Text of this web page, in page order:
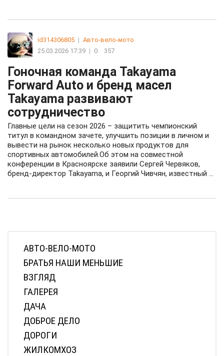
id314306805 | Авто-вело-мото
25.03.2026 17:39 | 0 357
Гоночная команда Takayama
Forward Auto и бренд масел
Takayama развивают
сотрудничество
Главные цели на сезон 2026 – защитить чемпионский
титул в командном зачете, улучшить позиции в личном и
вывести на рынок несколько новых продуктов для
спортивных автомобилей.Об этом на совместной
конференции в Красноярске заявили Сергей Червяков,
бренд-директор Takayama, и Георгий Чивчян, известный ...
АВТО-ВЕЛО-МОТО
БРАТЬЯ НАШИ МЕНЬШИЕ
ВЗГЛЯД
ГАЛЕРЕЯ
ДАЧА
ДОБРОЕ ДЕЛО
ДОРОГИ
ЖИЛКОМХОЗ